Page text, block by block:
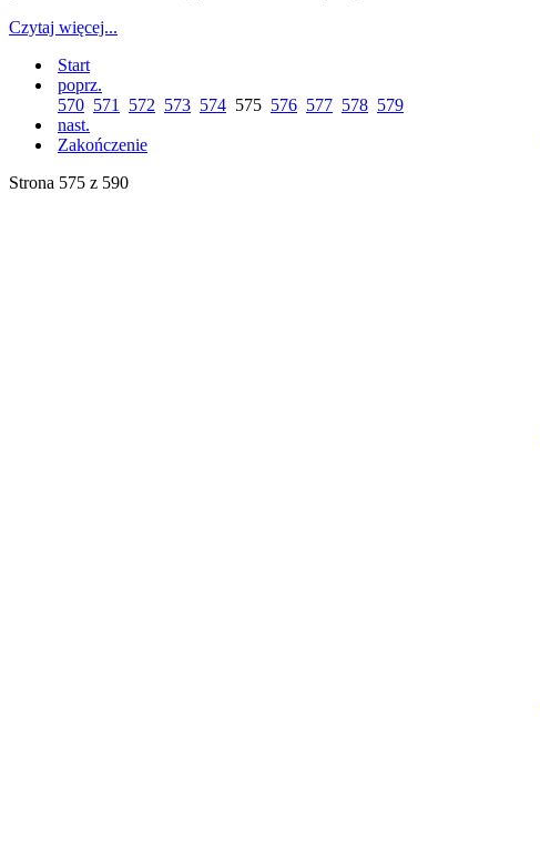
Czytaj więcej...
Start
poprz.
570 571 572 573 574 575 576 577 578 579
nast.
Zakończenie
Strona 575 z 590